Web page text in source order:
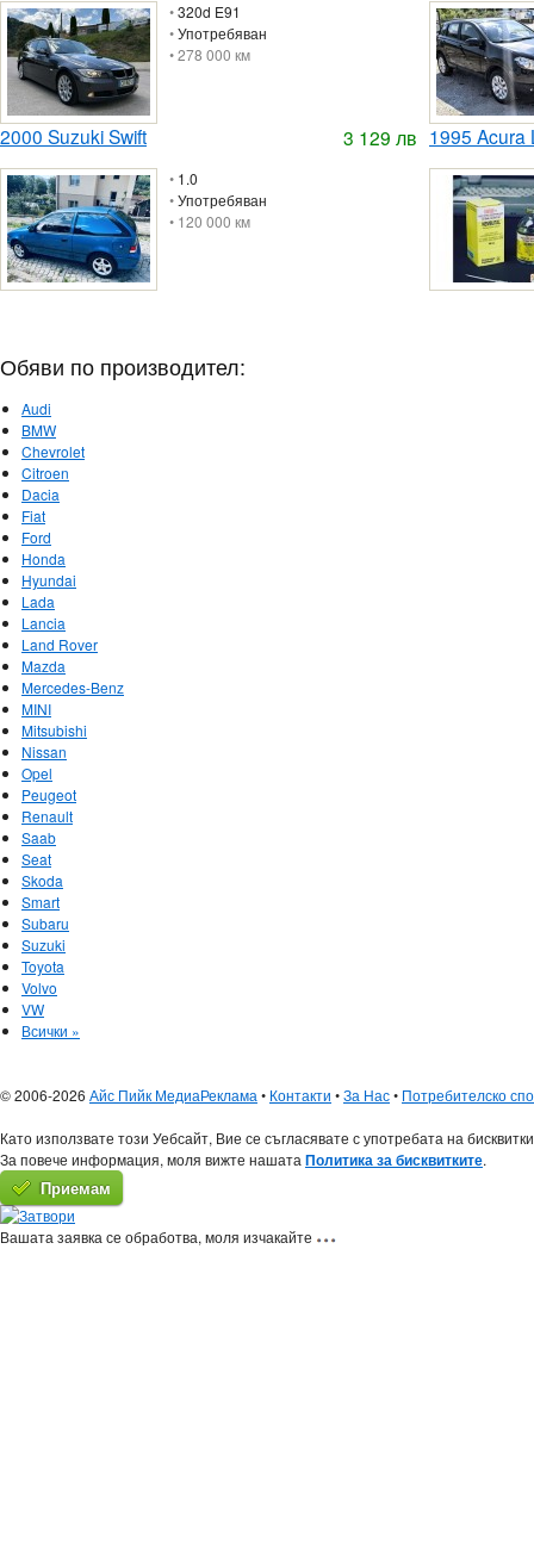
•320d E91
•Употребяван
• 278 000 км
3 129 лв
2000 Suzuki Swift
• 1.0
•Употребяван
• 120 000 км
1995 Acura
Обяви по производител:
Audi
BMW
Chevrolet
Citroen
Dacia
Fiat
Ford
Honda
Hyundai
Lada
Lancia
Land Rover
Mazda
Mercedes-Benz
MINI
Mitsubishi
Nissan
Opel
Peugeot
Renault
Saab
Seat
Skoda
Smart
Subaru
Suzuki
Toyota
Volvo
VW
Всички »
© 2006-2026 Айс Пийк МедиаРеклама • Контакти •За Нас• Потребителско
Като използвате този Уебсайт, Вие се съгласявате с употребата на
За повече информация, моля вижте нашата Политика за бисквитките.
Приемам
Вашата заявка се обработва, моля изчакайте